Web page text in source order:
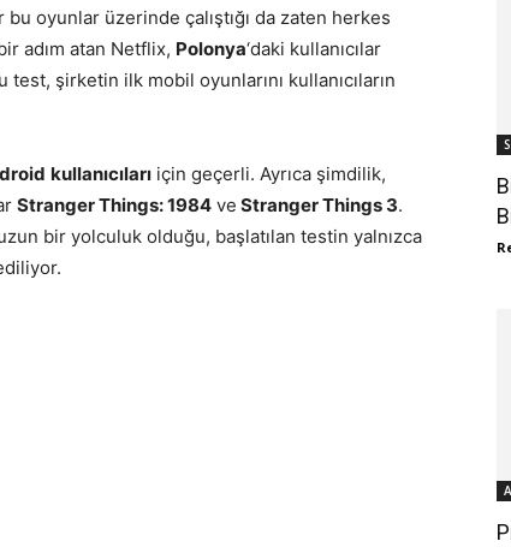
oyunlar üzerinde çalıştığı da zaten herkes
adım atan Netflix, Polonya‘daki kullanıcılar
şirketin ilk mobil oyunlarını kullanıcıların
kullanıcıları için geçerli. Ayrıca şimdilik,
Stranger Things: 1984 ve Stranger Things 3.
bir yolculuk olduğu, başlatılan testin yalnızca